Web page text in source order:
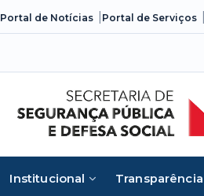
Portal de Notícias Portal de Serviços
Institucional